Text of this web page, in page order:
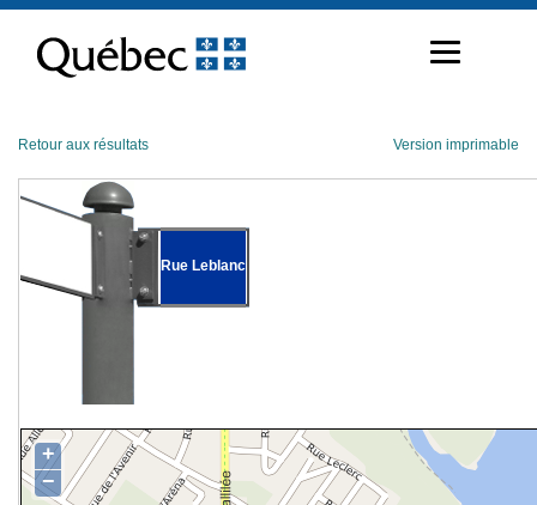
contenu
Retour aux résultats Version imprimable
Rue Leblanc
+
−